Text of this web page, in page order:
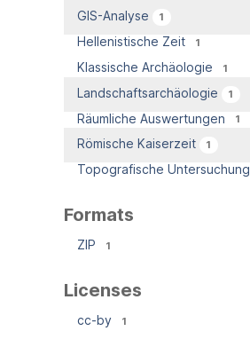
GIS-Analyse 1
Hellenistische Zeit 1
Klassische Archäologie 1
Landschaftsarchäologie 1
Räumliche Auswertungen 1
Römische Kaiserzeit 1
Topografische Untersuchung
Formats
ZIP 1
Licenses
cc-by 1